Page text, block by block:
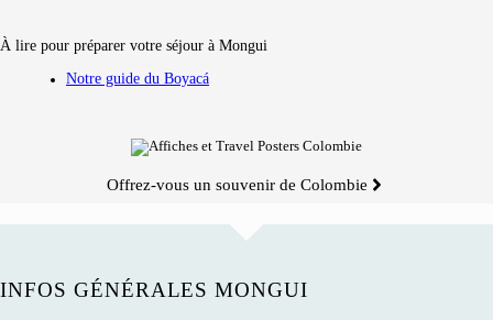
À lire pour préparer votre séjour à Mongui
Notre guide du Boyacá
Offrez-vous un souvenir de Colombie
INFOS GÉNÉRALES MONGUI